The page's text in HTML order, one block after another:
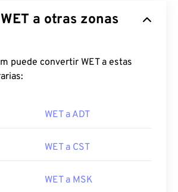
a otras zonas
puede convertir WET a estas
WET a ADT
WET a CST
WET a MSK